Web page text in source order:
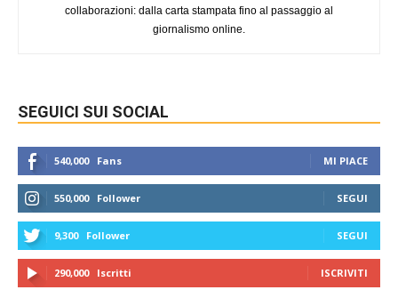
collaborazioni: dalla carta stampata fino al passaggio al
giornalismo online.
SEGUICI SUI SOCIAL
540,000 Fans MI PIACE
550,000 Follower SEGUI
9,300 Follower SEGUI
290,000 Iscritti ISCRIVITI